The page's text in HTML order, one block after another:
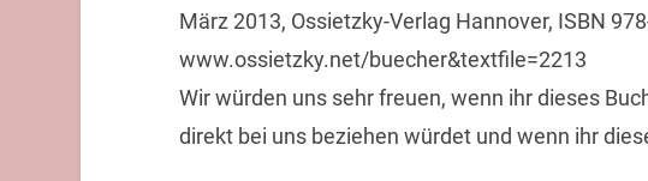
März 2013, Ossietzky-Verlag Hannover, ISBN
www.ossietzky.net/buecher&textfile=2213
Wir würden uns sehr freuen, wenn ihr dieses
direkt bei uns beziehen würdet und wenn ihr